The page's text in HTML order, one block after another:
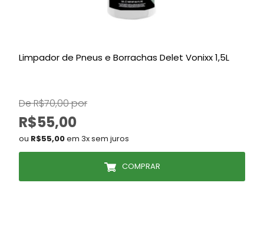
Limpador de Pneus e Borrachas Delet Vonixx 1,5L
De R$70,00 por
R$55,00
ou R$55,00em 3x sem juros
COMPRAR